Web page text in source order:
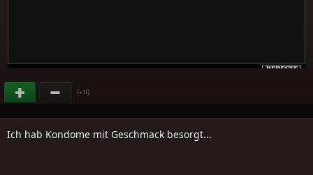
(+11)
Ich hab Kondome mit Geschmack besorgt...